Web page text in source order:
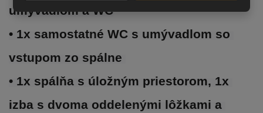
umývadlom a WC
• 1x samostatné WC s umývadlom so
vstupom zo spálne
• 1x spálňa s úložným priestorom, 1x
izba s dvoma oddelenými lôžkami a